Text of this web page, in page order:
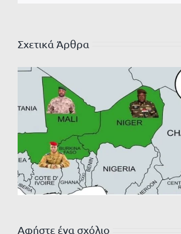
Σχετικά Άρθρα
Αφήστε ένα σχόλιο